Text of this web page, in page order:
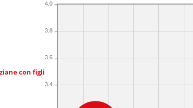
con figli
3.4
3.6
3.8
4.0